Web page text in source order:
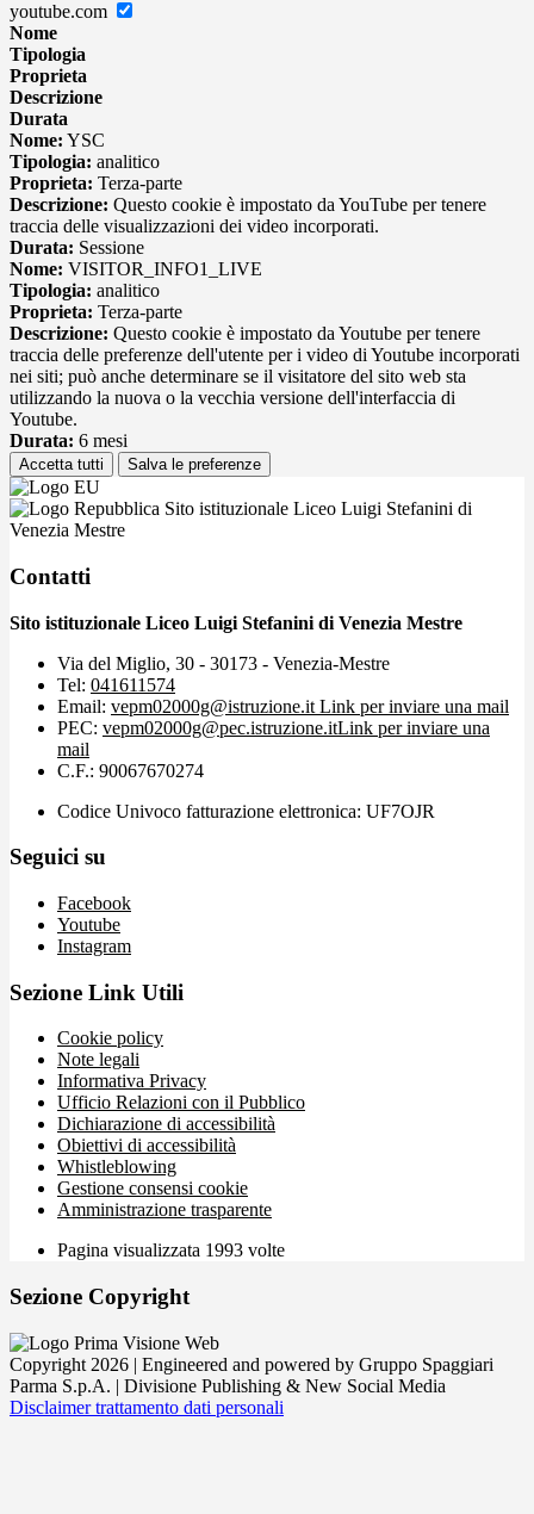
youtube.com
Nome
Tipologia
Proprieta
Descrizione
Durata
Nome: YSC
Tipologia: analitico
Proprieta: Terza-parte
Descrizione: Questo cookie è impostato da YouTube per tenere
traccia delle visualizzazioni dei video incorporati.
Durata: Sessione
Nome: VISITOR_INFO1_LIVE
Tipologia: analitico
Proprieta: Terza-parte
Descrizione: Questo cookie è impostato da Youtube per tenere
traccia delle preferenze dell'utente per i video di Youtube incorporati
nei siti; può anche determinare se il visitatore del sito web sta
utilizzando la nuova o la vecchia versione dell'interfaccia di
Youtube.
Durata: 6 mesi
Accetta tutti Salva le preferenze
Sito istituzionale Liceo Luigi Stefanini di
Venezia Mestre
Contatti
Sito istituzionale Liceo Luigi Stefanini di Venezia Mestre
Via del Miglio, 30 - 30173 - Venezia-Mestre
Tel: 041611574
Email: vepm02000g@istruzione.it Link per inviare una mail
PEC: vepm02000g@pec.istruzione.itLink per inviare una
mail
C.F.: 90067670274
Codice Univoco fatturazione elettronica: UF7OJR
Seguici su
Facebook
Youtube
Instagram
Sezione Link Utili
Cookie policy
Note legali
Informativa Privacy
Ufficio Relazioni con il Pubblico
Dichiarazione di accessibilità
Obiettivi di accessibilità
Whistleblowing
Gestione consensi cookie
Amministrazione trasparente
Pagina visualizzata 1993 volte
Sezione Copyright
Copyright 2026 | Engineered and powered by Gruppo Spaggiari
Parma S.p.A. | Divisione Publishing & New Social Media
Disclaimer trattamento dati personali